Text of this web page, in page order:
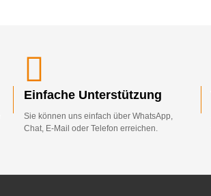
Einfache Unterstützung
Sie können uns einfach über WhatsApp,
Chat, E-Mail oder Telefon erreichen.